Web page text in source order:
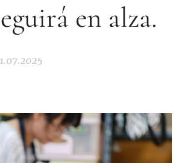
en alza.